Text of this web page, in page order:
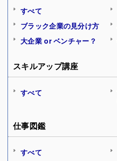
すべて
ブラック企業の見分け方
大企業 or ベンチャー？
スキルアップ講座
すべて
仕事図鑑
すべて